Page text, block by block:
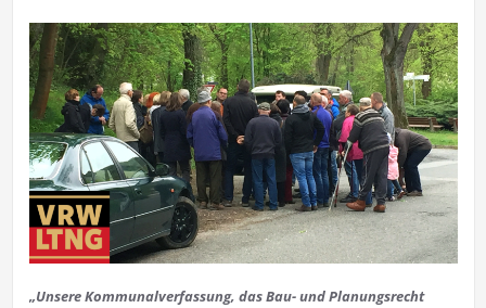
„Unsere Kommunalverfassung, das Bau- und Planungsrecht